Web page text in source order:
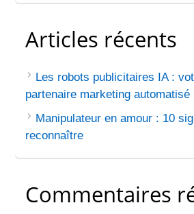
Articles récents
Les robots publicitaires IA :
partenaire marketing automatisé
Manipulateur en amour : 10
reconnaître
Commentaires